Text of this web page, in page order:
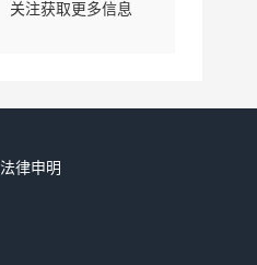
关注获取更多信息
法律申明